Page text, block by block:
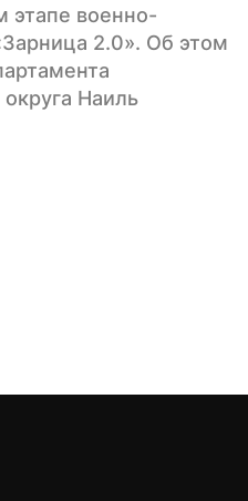
этапе военно-
2.0». Об этом
Наиль